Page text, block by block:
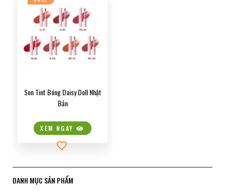
MẮT – EYES
DỤNG CU TRANG ĐIỂM
LÀM SẠCH – CLEANSING
CHỐNG NẮNG – SUNSCREEN
GIẢM CÂN
NỘI TIẾT TỐ
SỨC KHỎE
HATOMUGI
DAISY DOLL
NUTRICEP
MEISHOKU
COLLAGEN SLIM
ALENEZ
KDB MAGAZINE
Son Tint Bóng Daisy Doll Nhật
Bản
199,000
XEM NGAY
DANH MỤC SẢN PHẨM